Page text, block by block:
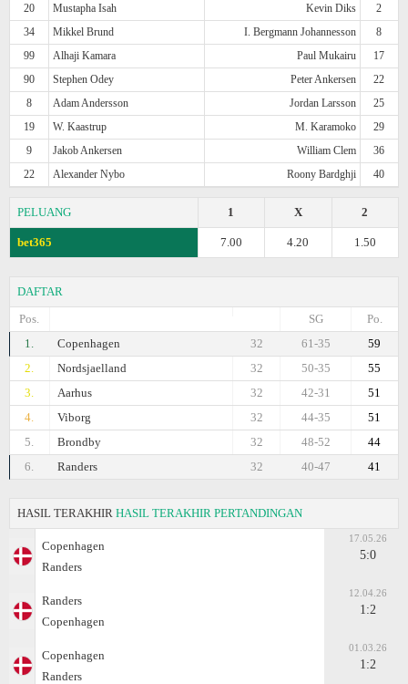
20
Mustapha Isah Kevin Diks
2
34
Mikkel Brund I. Bergmann Johannesson
8
99
Alhaji Kamara Paul Mukairu
17
90
Stephen Odey Peter Ankersen
22
8
Adam Andersson Jordan Larsson
25
19
W. Kaastrup M. Karamoko
29
9
Jakob Ankersen William Clem
36
22
Alexander Nybo Roony Bardghji 40
PELUANG 2
X
1
bet365 1.50
4.20
7.00
DAFTAR
Pos.
Po.
SG
1.
Copenhagen 59
61-35
32
2.
Nordsjaelland 55
50-35
32
3.
Aarhus 51
42-31
32
4.
Viborg 51
44-35
32
5.
Brondby 44
48-52
32
6.
Randers 41
40-47
32
HASIL TERAKHIR HASIL TERAKHIR PERTANDINGAN
Copenhagen
Randers
17.05.26
5:0
Randers
Copenhagen
12.04.26
1:2
Copenhagen
Randers
01.03.26
1:2